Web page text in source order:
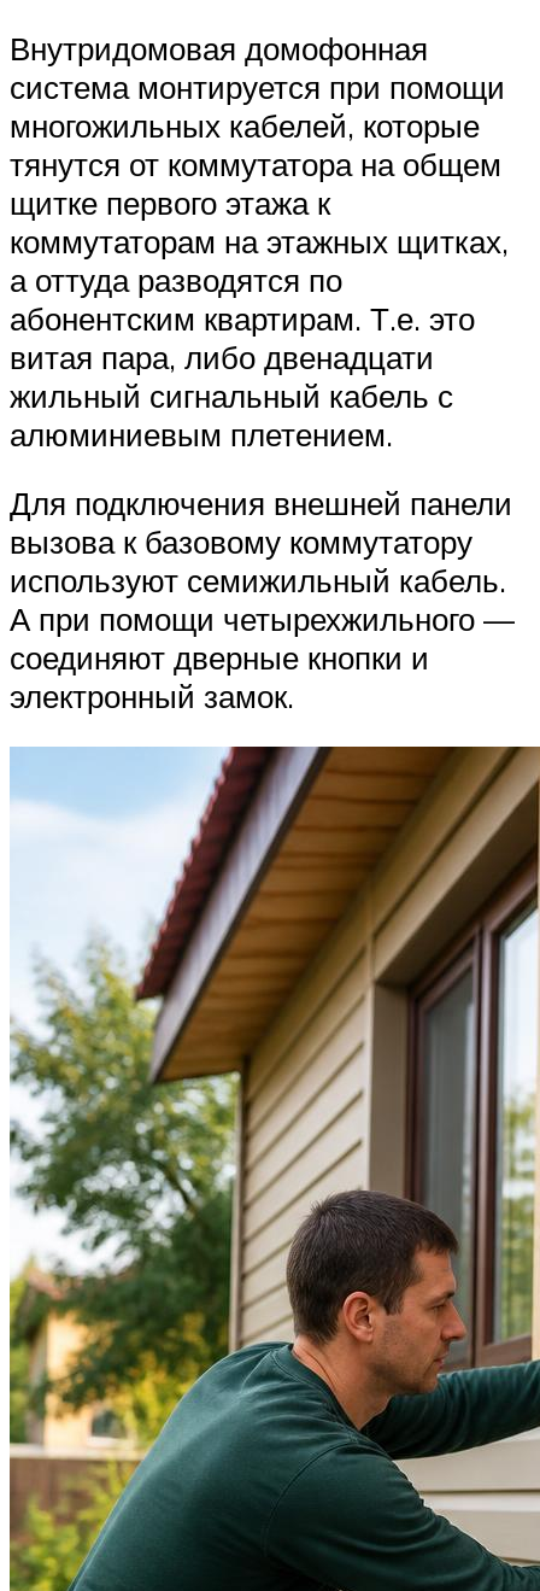
Внутридомовая домофонная
система монтируется при помощи
многожильных кабелей, которые
тянутся от коммутатора на общем
щитке первого этажа к
коммутаторам на этажных щитках,
а оттуда разводятся по
абонентским квартирам. Т.е. это
витая пара, либо двенадцати
жильный сигнальный кабель с
алюминиевым плетением.
Для подключения внешней панели
вызова к базовому коммутатору
используют семижильный кабель.
А при помощи четырехжильного —
соединяют дверные кнопки и
электронный замок.